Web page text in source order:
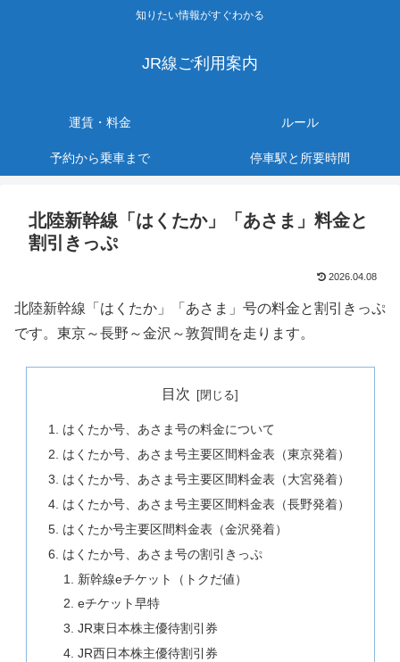
知りたい情報がすぐわかる
JR線ご利用案内
運賃・料金 ルール
予約から乗車まで 停車駅と所要時間
北陸新幹線「はくたか」「あさま」料金と
割引きっぷ
2026.04.08
北陸新幹線「はくたか」「あさま」号の料金と割引きっぷ
です。東京～長野～金沢～敦賀間を走ります。
目次
はくたか号、あさま号の料金について
はくたか号、あさま号主要区間料金表（東京発着）
はくたか号、あさま号主要区間料金表（大宮発着）
はくたか号、あさま号主要区間料金表（長野発着）
はくたか号主要区間料金表（金沢発着）
はくたか号、あさま号の割引きっぷ
新幹線eチケット（トクだ値）
eチケット早特
JR東日本株主優待割引券
JR西日本株主優待割引券